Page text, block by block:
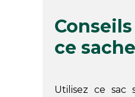
ce
Utilisez ce sac